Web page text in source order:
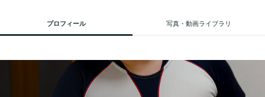
プロフィール 写真・動画ライブラリ